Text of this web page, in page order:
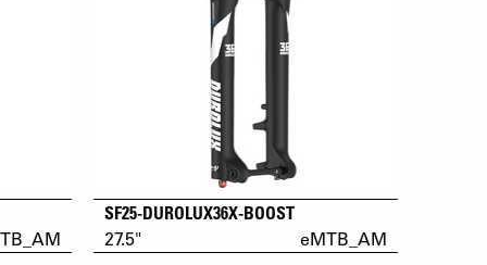
SF25-DUROLUX36X-BOOST
27.5" eMTB_AM